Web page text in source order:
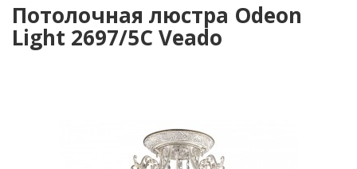
Потолочная люстра Odeon
Light 2697/5C Veado